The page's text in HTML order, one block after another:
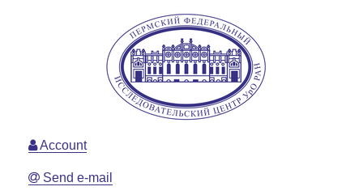
Account
Send e-mail